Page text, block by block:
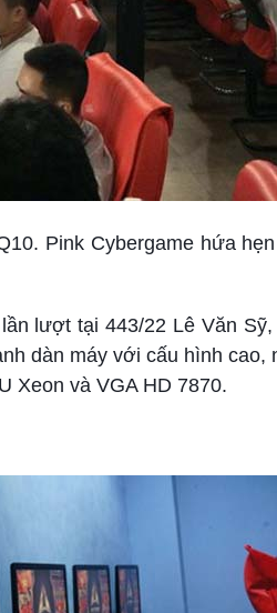
Pink Cybergame hứa
lượt tại 443/22 Lê Văn
dàn máy với cấu hình
Xeon và VGA HD 7870.